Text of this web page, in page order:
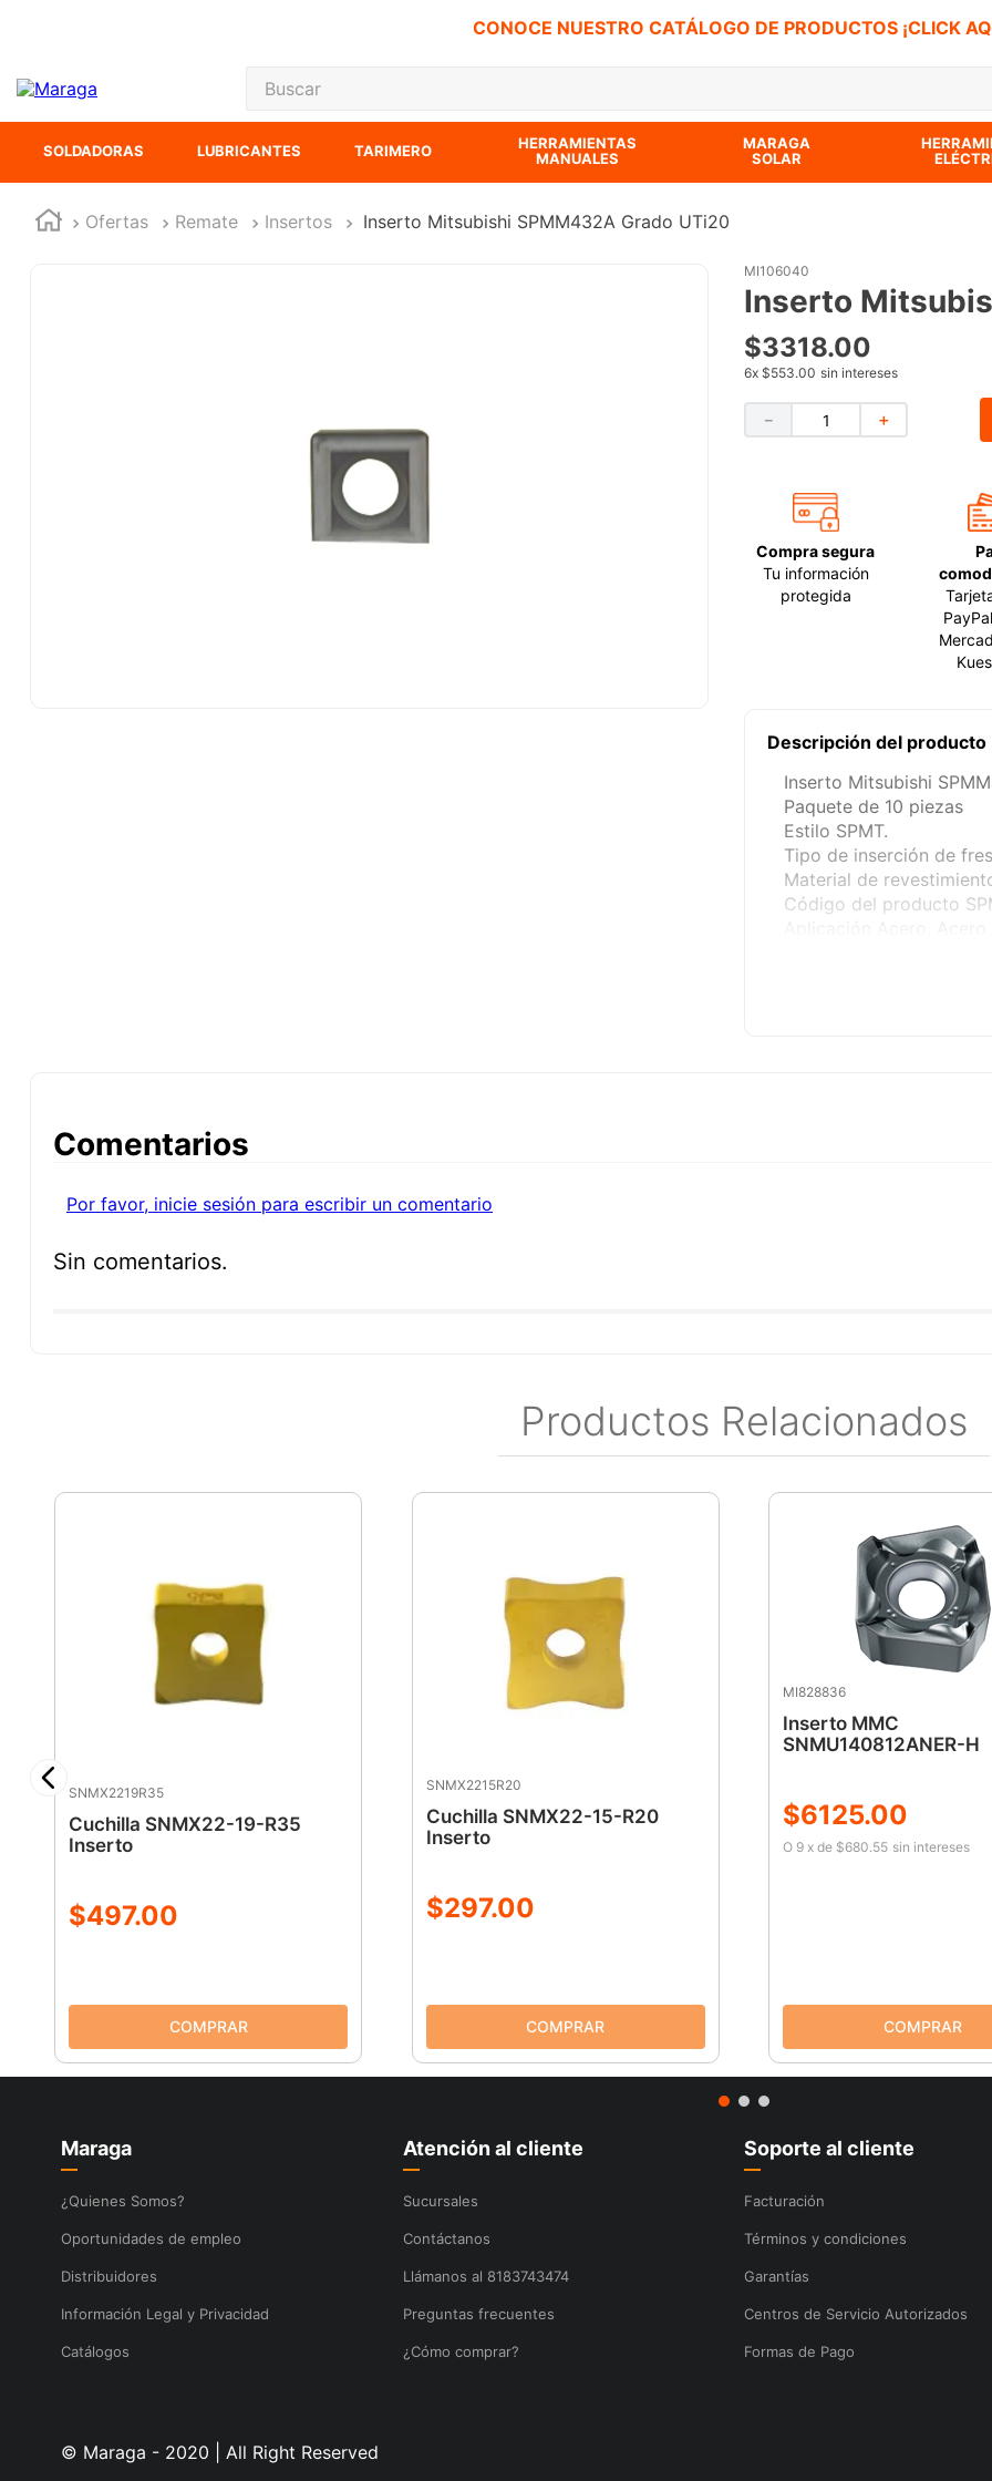
CONOCE NUESTRO CATÁLOGO DE PRODUCTOS ¡CLICK
Buscar
SOLDADORAS LUBRICANTES TARIMERO
HERRAMIENTAS
MANUALES
MARAGA
SOLAR
Ofertas Remate Insertos Inserto Mitsubishi SPMM432A Grado UTi20
MI106040
Inserto
$3318.00
6x $553.00 sin intereses
＋
－
Compra segura
Tu información
protegida
Descripción del producto
Inserto Mitsubishi
Paquete de 10 piezas
Estilo SPMT.
Tipo de inserción de
Material de
Código del producto
Circunferencia interna
Comentarios
Por favor, inicie sesión para escribir un comentario
Sin comentarios.
Productos Relacionados
SNMX2219R35
Cuchilla SNMX22-19-R35
Inserto
$497.00
SNMX2215R20
Cuchilla SNMX22-15-R20
Inserto
$297.00
MI828836
Inserto MMC
SNMU140812ANER-H
$6125.00
O 9 x de $680.55 sin intereses
Maraga
¿Quienes Somos?
Oportunidades de empleo
Distribuidores
Información Legal y Privacidad
Catálogos
Atención al cliente
Sucursales
Contáctanos
Llámanos al 8183743474
Preguntas frecuentes
¿Cómo comprar?
Soporte al cliente
Facturación
Términos y condiciones
Garantías
Centros de Servicio Autorizados
Formas de Pago
© Maraga - 2020 | All Right Reserved
TÉRMINOS MÁS BUSCADOS
8.
clavos
10.